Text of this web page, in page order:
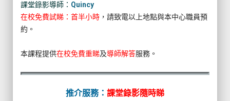
課堂錄影導師： Quincy
在校免費試睇：首半小時 ，請致電以上地點與本中心職員預
約。
本課程提供在校免費重睇及導師解答服務。
推介服務： 課堂錄影隨時睇